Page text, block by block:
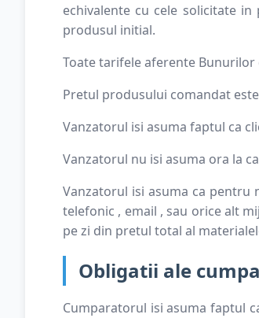
echivalente cu cele solicitate
produsul initial.
Toate tarifele aferente Bunurilor
Pretul produsului comandat
Vanzatorul isi asuma faptul ca
Vanzatorul nu isi asuma ora la
Vanzatorul isi asuma ca
telefonic , email , sau orice alt
pe zi din pretul total al
Obligatii ale
Cumparatorul isi asuma faptul